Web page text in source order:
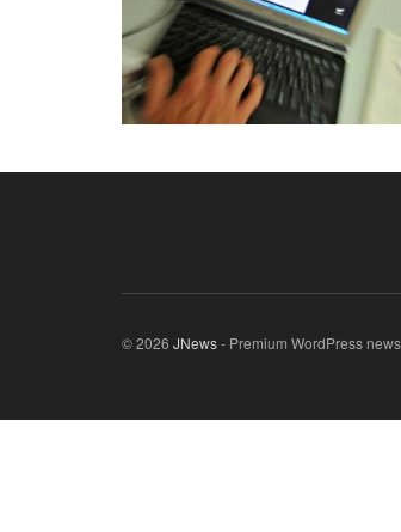
© 2026 JNews- Premium WordPress